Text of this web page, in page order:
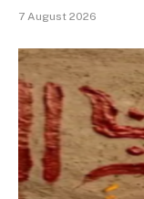
7 August 2026